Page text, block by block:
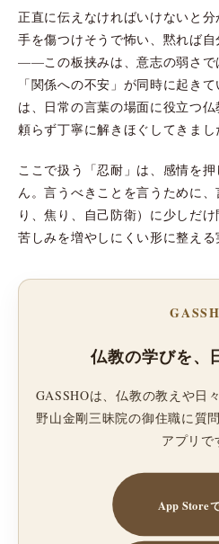
正直に伝えなければいけないと
手を傷つけそうで怖い、黙れば
——この板挟みは、意志の弱さで
「関係への不安」が同時に起き
は、日常の言葉の場面に役立つ
頼らず丁寧に解きほぐしてきまし
ここで扱う「忍耐」は、感情を
ん。言うべきことを言うために
り、焦り、自己防衛）に少しだ
苦しみを増やしにくい形に整える
仏教の学びを、
GASSHOは、仏教の教えや日
野山金剛三昧院の御住職に質
アプリで
App Store